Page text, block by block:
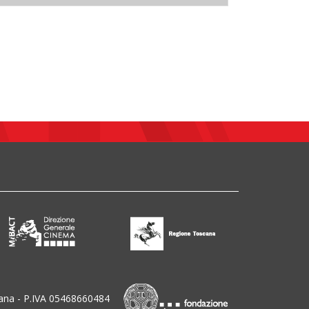
- P.IVA 05468660484